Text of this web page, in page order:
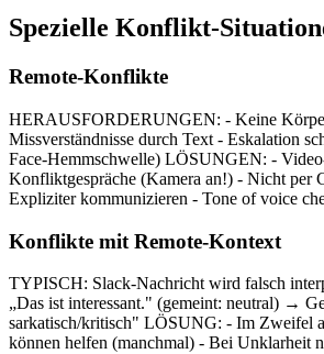
Spezielle Konflikt-
Remote-Konflikte
HERAUSFORDERUNGEN: - Keine
Missverständnisse durch Text - Eskalation
Face-Hemmschwelle) LÖSUNGEN: -
Konfliktgespräche (Kamera an!) - Nicht per
Expliziter kommunizieren - Tone of voice
Konflikte mit Remote-Kontext
TYPISCH: Slack-Nachricht wird falsch
„Das ist interessant." (gemeint: neutral) →
sarkatisch/kritisch" LÖSUNG: - Im Zweifel
können helfen (manchmal) - Bei Unklarheit